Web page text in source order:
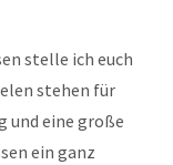
stelle ich euch
stehen für
und eine große
ein ganz